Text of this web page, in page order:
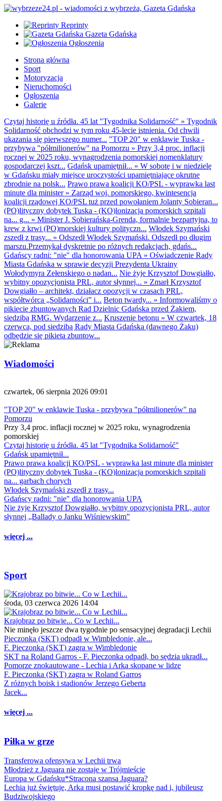
Reprinty
Gazeta Gdańska
Ogłoszenia
Strona główna
Sport
Motoryzacja
Nieruchomości
Ogłoszenia
Galerie
Czytaj historię u źródła. 45 lat "Tygodnika Solidarność" » Tygodnik
Solidarność obchodzi w tym roku 45-lecie istnienia. Od chwili
ukazania się pierwszego numer... "TOP 20" w enklawie Tuska -
przybywa "półmilionerów" na Pomorzu » Przy 3,4 proc. inflacji
rocznej w 2025 roku, wynagrodzenia pomorskiej nomenklatury
gospodarczej kszt... Gdańsk upamiętnił... » W sobotę i w niedzielę
w Gdańsku miały miejsce uroczystości upamiętniające okrutne
zbrodnie na polsk... Prawo prawa koalicji KO/PSL - wyprawka last
minute dla minister» Zarząd woj. pomorskiego, kwintesencja
koalicji rządowej KO/PSL tuż przed powołaniem Jolanty Sobieran...
(PO)lityczny dobytek Tuska - (KO)lonizacja pomorskich szpitali
na... g... » Minister J. Sobierańska-Grenda, formalnie bezpartyjna, to
krew z krwi (PO)morskiej kultury polityczn... Włodek Szymański
zszedł z trasy... » Odszedł Włodek Szymański. Odszedł po długim
marszu.Przemykał dyskretnie po różnych redakcjach, gdańs...
Gdańscy radni: "nie" dla honorowania UPA » Oświadczenie Rady
Miasta Gdańska w sprawie decyzji Prezydenta Ukrainy
Wołodymyra Zełenskiego o nadan... Nie żyje Krzysztof Dowgiałło,
wybitny opozycjonista PRL, autor słynnej... » Zmarł Krzysztof
Dowgiałło – architekt, działacz opozycji w czasach PRL,
współtwórca „Solidarności” i... Beton twardy... » Informowaliśmy o
pikiecie zbuntowanych Rad Dzielnic Gdańska przed Żakiem,
siedzibą RMG. Wydarzenie z... Kruszenie betonu » W czwartek, 18
czerwca, pod siedzibą Rady Miasta Gdańska (dawnego Żaku)
odbędzie się pikieta zbuntow...
Wiadomości
czwartek, 06 sierpnia 2026 09:01
"TOP 20" w enklawie Tuska - przybywa "półmilionerów" na
Pomorzu
Przy 3,4 proc. inflacji rocznej w 2025 roku, wynagrodzenia
pomorskiej
Czytaj historię u źródła. 45 lat "Tygodnika Solidarność"
Gdańsk upamiętnił...
Prawo prawa koalicji KO/PSL - wyprawka last minute dla minister
(PO)lityczny dobytek Tuska - (KO)lonizacja pomorskich szpitali
na... garbach chorych
Włodek Szymański zszedł z trasy...
Gdańscy radni: "nie" dla honorowania UPA
Nie żyje Krzysztof Dowgiałło, wybitny opozycjonista PRL, autor
słynnej „Ballady o Janku Wiśniewskim”
więcej ...
Sport
środa, 03 czerwca 2026 14:04
Krajobraz po bitwie... Co w Lechii...
Nie minęło jeszcze dwa tygodnie po sensacyjnej degradacji Lechii
Pieczonka (SKT) odpadł w Wimbledonie, ale...
F. Pieczonka (SKT) zagra w Wimbledonie
SKT na Roland Garros - F. Pieczonka odpadł, bo sędzia ukradł...
Pomorze znokautowane - Lechia i Arka skopane w lidze
F. Pieczonka (SKT) zagra w Roland Garros
Z różnych boisk i stadionów Jerzego Geberta
Jacek...
więcej ...
Piłka w grze
Transferowa ofensywa w Lechii trwa
Młodzież z Jaguara nie zostaje w Trójmieście
Europa w Gdańsku*Stracona szansa Jaguara?
Lechia już świętuje, Arka musi postawić kropkę nad i, jubileusz
Budziwojskiego